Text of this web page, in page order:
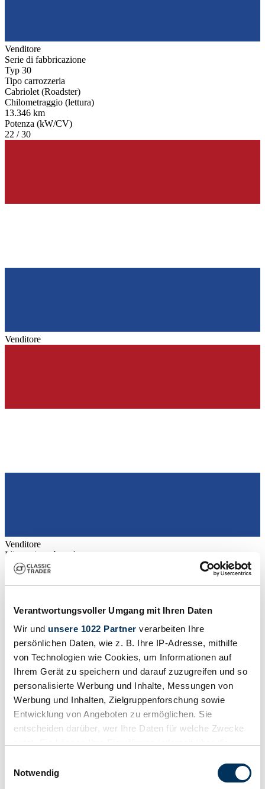
Verantwortungsvoller Umgang mit Ihren Daten
Wir und unsere 1022 Partner verarbeiten Ihre
persönlichen Daten, wie z. B. Ihre IP-Adresse, mithilfe
von Technologien wie Cookies, um Informationen auf
Ihrem Gerät zu speichern und darauf zuzugreifen und so
personalisierte Werbung und Inhalte, Messungen von
Werbung und Inhalten, Zielgruppenforschung sowie
Entwicklung von Angeboten zu ermöglichen. Sie
entscheiden darüber, wer Ihre Daten für welche Zwecke
Trigger Symbol ändern oder widerrufen
Notwendig
Venditore
Serie di fabbricazione
Typ 30
Tipo carrozzeria
Cabriolet (Roadster)
Chilometraggio (lettura)
13.346 km
Potenza (kW/CV)
22 / 30
Venditore
Venditore
L'inserzione è scaduta